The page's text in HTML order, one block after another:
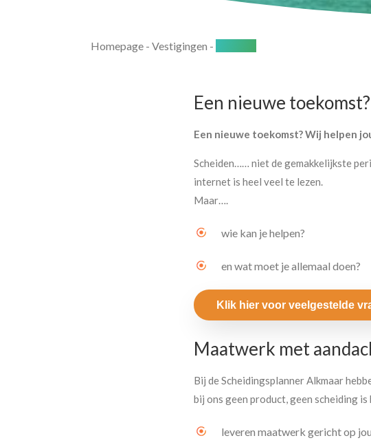
Homepage - Vestigingen -
Een nieuwe
Een nieuwe toekomst? Wij helpen
Scheiden…… niet de gemakkelijkste
internet is heel veel te lezen.
Maar….
wie kan je helpen?
en wat moet je allemaal doen?
Klik hier voor veelgestelde
Maatwerk met
Bij de Scheidingsplanner Alkmaar
bij ons geen product, geen scheiding
leveren maatwerk gericht op